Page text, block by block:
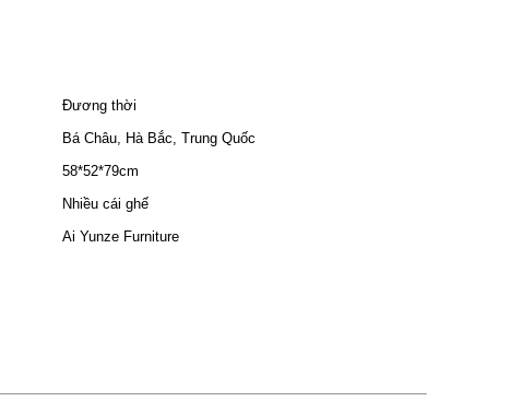
Đương thời
Bá Châu, Hà Bắc, Trung Quốc
58*52*79cm
Nhiều cái ghế
Ai Yunze Furniture